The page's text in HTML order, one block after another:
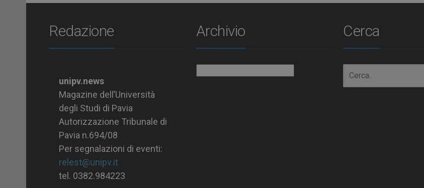
Redazione
unipv.news
Magazine dell’Università
degli Studi di Pavia
Autorizzazione Tribunale di
Pavia n.694/08
Per segnalazioni di eventi:
relest@unipv.it
tel. 0382.984223
Archivio Cerca